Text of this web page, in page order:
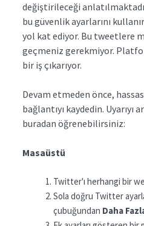
değiştirileceği
bu güvenlik ayarlarını
yol kat ediyor. Bu tweetlere
geçmeniz gerekmiyor.
bir iş çıkarıyor.
Devam etmeden önce,
bağlantıyı kaydedin.
buradan öğrenebilirsiniz:
Masaüstü
Twitter'ı herhangi bir
Sola doğru Twitter
çubuğundan Daha